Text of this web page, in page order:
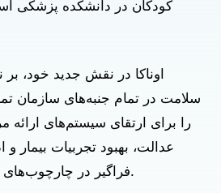
کودکان در دانشکده پزشکی
اوناکا در نقش جدید خود، بر
سلامت در تمام جنبه‌های سازمان
را برای ارتقای سیستم‌های ارائه
عدالت، بهبود تجربیات بیمار
فراگیر در چارچوب‌های عملیاتی رهبری می‌کند.